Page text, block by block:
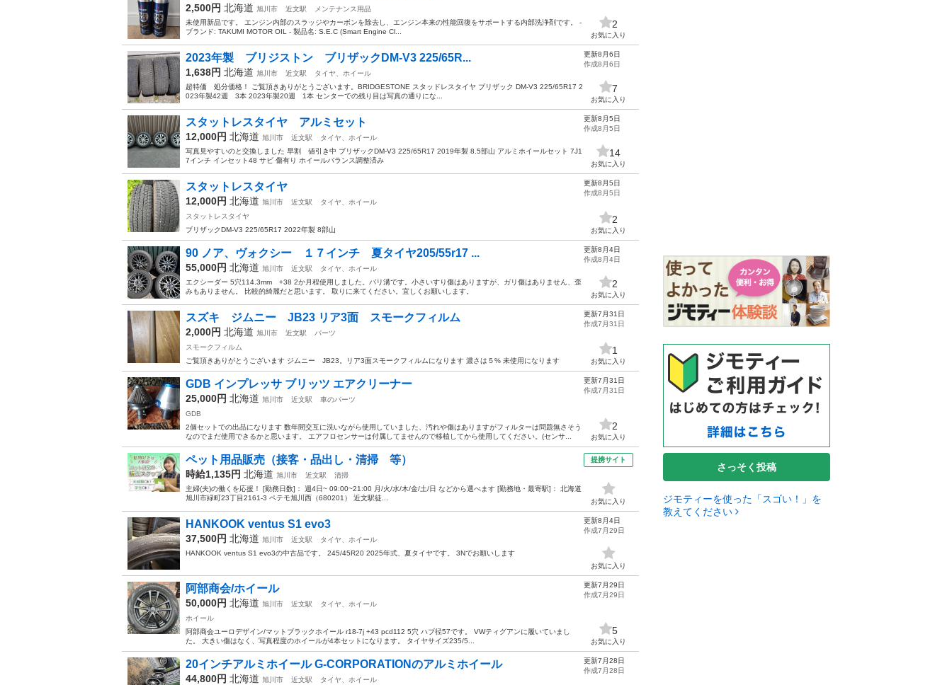
2,500円 北海道 旭川市 近文駅
メンテナンス用品
未使用新品です。 エンジン内部のスラッジやカーボンを除去し、エンジン本来の性能回復をサポートする内部洗浄剤です。 -
ブランド: TAKUMI MOTOR OIL - 製品名: S.E.C (Smart Engine Cl...
2
お気に入り
2023年製 ブリジストン ブリザックDM-V3 225/65R...
1,638円 北海道 旭川市 近文駅
タイヤ、ホイール
超特価 処分価格！ ご覧頂きありがとうございます。BRIDGESTONE スタッドレスタイヤ ブリザック DM-V3 225/65R17 2
023年製42週 3本 2023年製20週 1本 センターでの残り目は写真の通りにな...
更新8月6日
作成8月6日
7
お気に入り
スタットレスタイヤ アルミセット
12,000円 北海道 旭川市 近文駅
タイヤ、ホイール
写真見やすいのと交換しました 早割 値引き中 ブリザックDM-V3 225/65R17 2019年製 8.5部山 アルミホイールセット 7J1
7インチ インセット48 サビ 傷有り ホイールバランス調整済み
更新8月5日
作成8月5日
14
お気に入り
スタットレスタイヤ
12,000円 北海道 旭川市 近文駅
タイヤ、ホイール
スタットレスタイヤ
ブリザックDM-V3 225/65R17 2022年製 8部山
更新8月5日
作成8月5日
2
お気に入り
90 ノア、ヴォクシー １７インチ 夏タイヤ205/55r17 ...
55,000円 北海道 旭川市 近文駅
タイヤ、ホイール
エクシーダー 5穴114.3mm +38 2か月程使用しました。バリ溝です。小さいすり傷はありますが、ガリ傷はありません、歪
みもありません。 比較的綺麗だと思います。 取りに来てください。宜しくお願いします。
更新8月4日
作成8月4日
2
お気に入り
スズキ ジムニー JB23 リア3面 スモークフィルム
2,000円 北海道 旭川市 近文駅
パーツ
スモークフィルム
ご覧頂きありがとうございます ジムニー JB23。リア3面スモークフィルムになります 濃さは５% 未使用になります
更新7月31日
作成7月31日
1
お気に入り
GDB インプレッサ ブリッツ エアクリーナー
25,000円 北海道 旭川市 近文駅
車のパーツ
GDB
2個セットでの出品になります 数年間交互に洗いながら使用していました、汚れや傷はありますがフィルターは問題無さそう
なのでまだ使用できるかと思います。 エアフロセンサーは付属してませんので移植してから使用してください。(センサ...
更新7月31日
作成7月31日
2
お気に入り
ペット用品販売（接客・品出し・清掃 等）
時給1,135円 北海道 旭川市 近文駅
清掃
主婦(夫)の働くを応援！ [勤務日数]： 週4日~ 09:00~21:00 月/火/水/木/金/土/日 などから選べます [勤務地・最寄駅]： 北海道
旭川市緑町23丁目2161-3 ペテモ旭川西（680201） 近文駅徒...
提携サイト
お気に入り
HANKOOK ventus S1 evo3
37,500円 北海道 旭川市 近文駅
タイヤ、ホイール
HANKOOK ventus S1 evo3の中古品です。 245/45R20 2025年式、夏タイヤです。 3Nでお願いします
更新8月4日
作成7月29日
お気に入り
阿部商会/ホイール
50,000円 北海道 旭川市 近文駅
タイヤ、ホイール
ホイール
阿部商会ユーロデザイン/マットブラックホイール r18-7j +43 pcd112 5穴 ハブ径57です。 VWティグアンに履いていまし
た。 大きい傷はなく、写真程度のホイールが4本セットになります。 タイヤサイズ235/5...
更新7月29日
作成7月29日
5
お気に入り
20インチアルミホイール G-CORPORATIONのアルミホイール
44,800円 北海道 旭川市 近文駅
タイヤ、ホイール
更新7月28日
作成7月28日
さっそく投稿
ジモティーを使った「スゴい！」を
教えてください